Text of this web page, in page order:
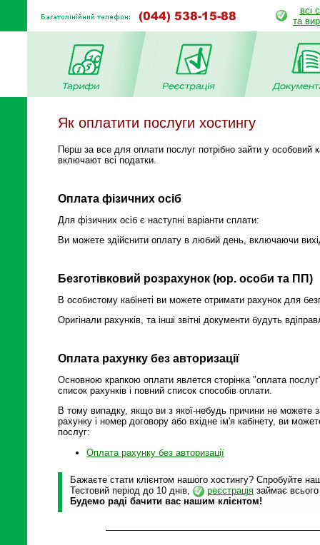
всі
та
Як оплатити послуги хостингу
Перш за все для оплати послуг потрібно зайти у особовий
включают всі податки.
Оплата фізичних осіб
Для фізичних осіб є наступні варіанти сплати:
Ви можете здійснити оплату в любий день, включаючи
Безготівковий розрахунок (юр. особи та ПП)
В особистому кабінеті ви можете отримати рахунок для
Оригінали рахунків, та інші звітні документи будуть
Оплата рахунку без авторизації
Основною крапкою оплати явлется сторінка "оплата
список рахунків і повний список способів оплати.
В тому випадку, якщо ви з якої-небудь причини не можете
рахунку і номер договору або вхідне ім'я кабінету, ви
послуг:
Оплата рахунку без авторизації
Бажаєте стати клієнтом нашого хостингу? Спробуйте
Тестовий період до 10 днів,
реєстрація займає
Будемо раді бачити вас нашим клієнтом!